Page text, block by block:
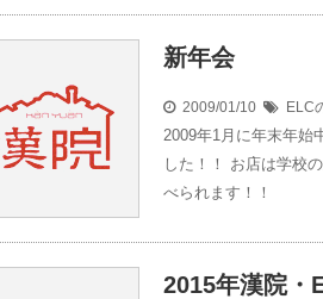
新年会
2009/01/10 ELC
2009年1月に年末年始
した！！ お店は学校
べられます！！
2015年漢院・